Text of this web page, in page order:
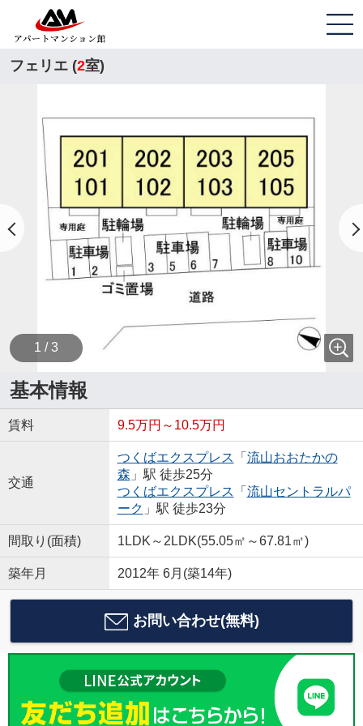
フェリエ (2室)
1 / 3
基本情報
賃料 9.5万円～10.5万円
交通
つくばエクスプレス 「 流山おおたかの
森 」駅 徒歩25分
つくばエクスプレス 「 流山セントラルパ
ーク 」駅 徒歩23分
間取り(面積) 1LDK～2LDK(55.05㎡～67.81㎡)
築年月 2012年 6月(築14年)
お問い合わせ(無料)